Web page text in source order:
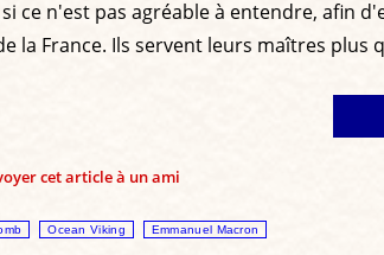
ce n'est pas agréable à entendre, afin
la France. Ils servent leurs maîtres
cet article à un ami
Ocean Viking Emmanuel Macron